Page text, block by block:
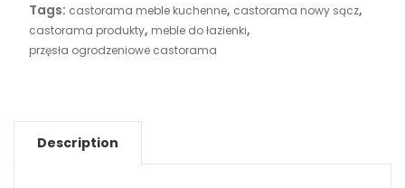
Tags: castorama meble kuchenne, castorama nowy sącz,
castorama produkty, meble do łazienki,
przęsła ogrodzeniowe castorama
Description